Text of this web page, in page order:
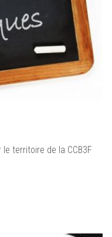
territoire de la CCB3F